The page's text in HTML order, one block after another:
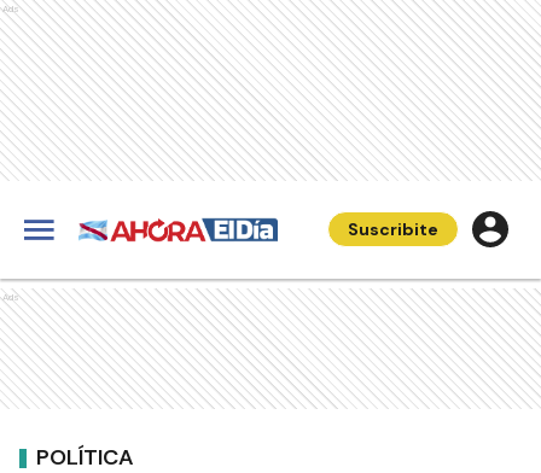
Ads
Suscribite
Ads
POLÍTICA